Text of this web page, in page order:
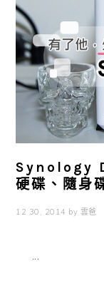
Synology
硬碟、隨身
12 30, 2014 by 雲爸